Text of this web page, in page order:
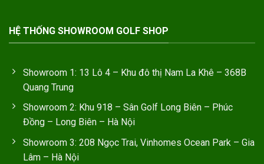
HỆ THỐNG SHOWROOM GOLF SHOP
Showroom 1: 13 Lô 4 – Khu đô thị Nam La Khê – 368B
Quang Trung
Showroom 2: Khu 918 – Sân Golf Long Biên – Phúc
Đồng – Long Biên – Hà Nội
Showroom 3: 208 Ngọc Trai, Vinhomes Ocean Park – Gia
Lâm – Hà Nội